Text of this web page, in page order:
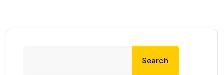
Search